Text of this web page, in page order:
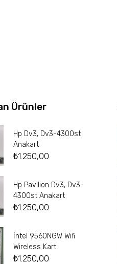
Ürünler
Hp Dv3, Dv3-4300st
Anakart
₺1.250,00
Hp Pavilion Dv3, Dv3-
4300st Anakart
₺1.250,00
İntel 9560NGW Wifi
Wireless Kart
₺1.250,00